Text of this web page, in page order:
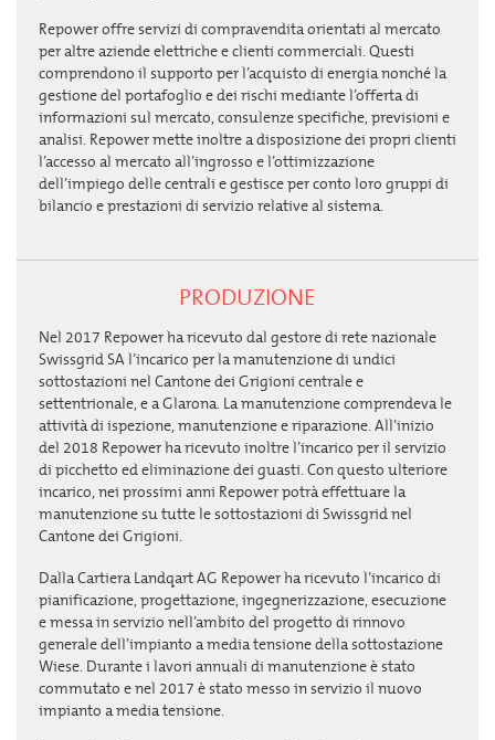
Repower offre servizi di compravendita orientati al mercato
per altre aziende elettriche e clienti commerciali. Questi
comprendono il supporto per l’acquisto di energia nonché la
gestione del portafoglio e dei rischi mediante l’offerta di
informazioni sul mercato, consulenze specifiche, previsioni e
analisi. Repower mette inoltre a disposizione dei propri clienti
l’accesso al mercato all’ingrosso e l’ottimizzazione
dell’impiego delle centrali e gestisce per conto loro gruppi di
bilancio e prestazioni di servizio relative al sistema.
PRODUZIONE
Nel 2017 Repower ha ricevuto dal gestore di rete nazionale
Swissgrid SA l’incarico per la manutenzione di undici
sottostazioni nel Cantone dei Grigioni centrale e
settentrionale, e a Glarona. La manutenzione comprendeva le
attività di ispezione, manutenzione e riparazione. All’inizio
del 2018 Repower ha ricevuto inoltre l’incarico per il servizio
di picchetto ed eliminazione dei guasti. Con questo ulteriore
incarico, nei prossimi anni Repower potrà effettuare la
manutenzione su tutte le sottostazioni di Swissgrid nel
Cantone dei Grigioni.
Dalla Cartiera Landqart AG Repower ha ricevuto l’incarico di
pianificazione, progettazione, ingegnerizzazione, esecuzione
e messa in servizio nell’ambito del progetto di rinnovo
generale dell’impianto a media tensione della sottostazione
Wiese. Durante i lavori annuali di manutenzione è stato
commutato e nel 2017 è stato messo in servizio il nuovo
impianto a media tensione.